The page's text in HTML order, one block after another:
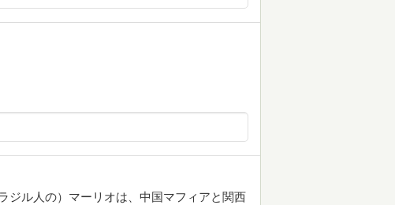
ジル人の）マーリオは、中国マフィアと関西